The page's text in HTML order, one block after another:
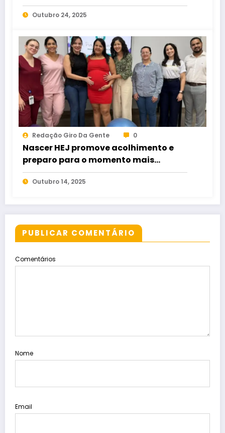
Outubro 24, 2025
Redação Giro Da Gente 0
Nascer HEJ promove acolhimento e
preparo para o momento mais
esperado da maternidade
Outubro 14, 2025
PUBLICAR COMENTÁRIO
Comentários
Nome
Email